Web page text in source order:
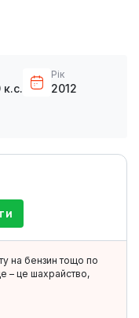
к.с.
Рік
2012
на бензин тощо по
– це шахрайство,